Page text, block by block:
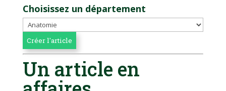
Choisissez un département
Un article en